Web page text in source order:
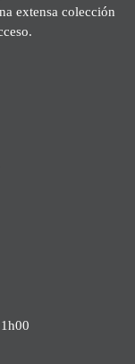
extensa colección